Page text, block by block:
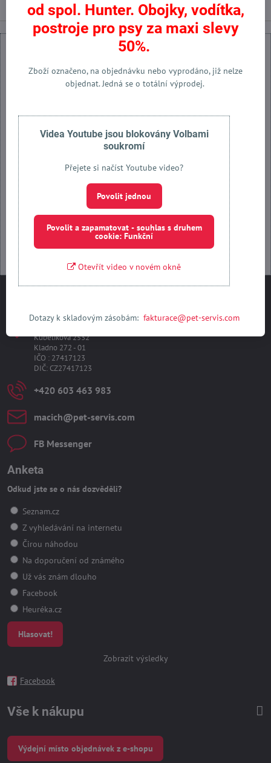
Přejete si načíst externí obsah?
Povolit jednou
Povolit a zapamatovat - souhlas s druhem cookie: Funkční
Otevřít obsah v novém okně
PET-SERVIS s​.r​.o​.
Kubelíkova 2532
Kladno 272 - 01
IČO : 27417123
DIČ: CZ27417123
+420 603 463 983
macich​@pet-servis​.com
FB Messenger
Anketa
Odkud jste se o nás dozvěděli?
Seznam.cz
Z vyhledávání na internetu
Čirou náhodou
Na doporučení od známého
Už vás znám dlouho
Facebook
Heuréka.cz
Hlasovat!
Zobrazit výsledky
Facebook
Vše k nákupu
Výdejní místo objednávek z e-shopu
od spol. Hunter. Obojky, vodítka,
postroje pro psy za maxi slevy
50%.
Zboží označeno, na objednávku nebo vyprodáno, již nelze
objednat. Jedná se o totální výprodej.
Videa Youtube jsou blokovány Volbami
soukromí
Přejete si načíst Youtube video?
Povolit jednou
Povolit a zapamatovat - souhlas s druhem
cookie: Funkční
Otevřít video v novém okně
Dotazy k skladovým zásobám:fakturace@pet-servis.com